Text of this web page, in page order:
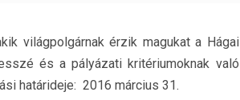
világpolgárnak érzik magukat a Hágai
és a pályázati kritériumoknak való
határideje: 2016 március 31.